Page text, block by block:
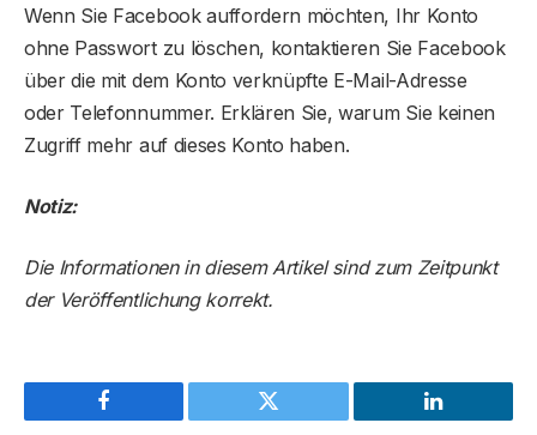
Wenn Sie Facebook auffordern möchten, Ihr Konto
ohne Passwort zu löschen, kontaktieren Sie Facebook
über die mit dem Konto verknüpfte E-Mail-Adresse
oder Telefonnummer. Erklären Sie, warum Sie keinen
Zugriff mehr auf dieses Konto haben.
Notiz:
Die Informationen in diesem Artikel sind zum Zeitpunkt
der Veröffentlichung korrekt.
Facebook Twitter LinkedIn